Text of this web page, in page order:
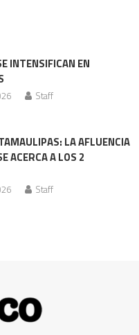
Codhet
INTENSIFICAN EN
Staff
LA AFLUENCIA
ACERCA A LOS 2
Staff